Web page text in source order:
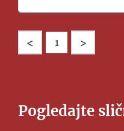
< 1 >
Pogledajte